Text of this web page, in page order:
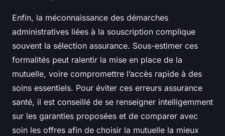
Enfin, la méconnaissance des démarches
administratives liées à la souscription complique
souvent la sélection assurance. Sous-estimer ces
formalités peut ralentir la mise en place de la
mutuelle, voire compromettre l’accès rapide à des
soins essentiels. Pour éviter ces erreurs assurance
santé, il est conseillé de se renseigner intelligemment
sur les garanties proposées et de comparer avec
soin les offres afin de choisir la mutuelle la mieux